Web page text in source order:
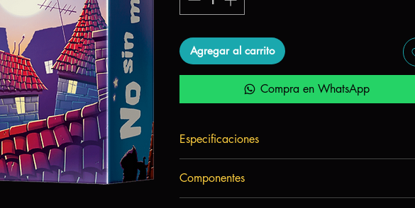
Agregar al carrito
Compra en WhatsApp
Especificaciones
Arte:Stéphane Escapa, Arnu West
Mecánicas:Conexiones, tablero modular
Componentes